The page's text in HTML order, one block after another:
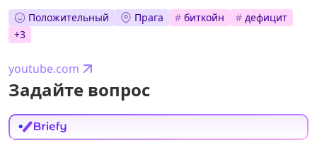
Положительный Прага # биткойн # дефицит
+3
youtube.com
Задайте вопрос